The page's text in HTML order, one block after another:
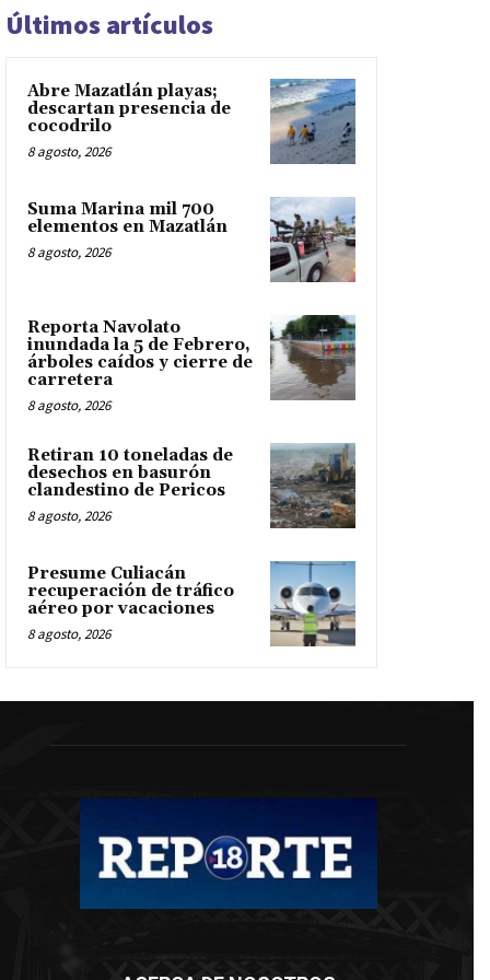
Últimos artículos
Abre Mazatlán playas;
descartan presencia de
cocodrilo
8 agosto, 2026
Suma Marina mil 700
elementos en Mazatlán
8 agosto, 2026
Reporta Navolato
inundada la 5 de Febrero,
árboles caídos y cierre de
carretera
8 agosto, 2026
Retiran 10 toneladas de
desechos en basurón
clandestino de Pericos
8 agosto, 2026
Presume Culiacán
recuperación de tráfico
aéreo por vacaciones
8 agosto, 2026